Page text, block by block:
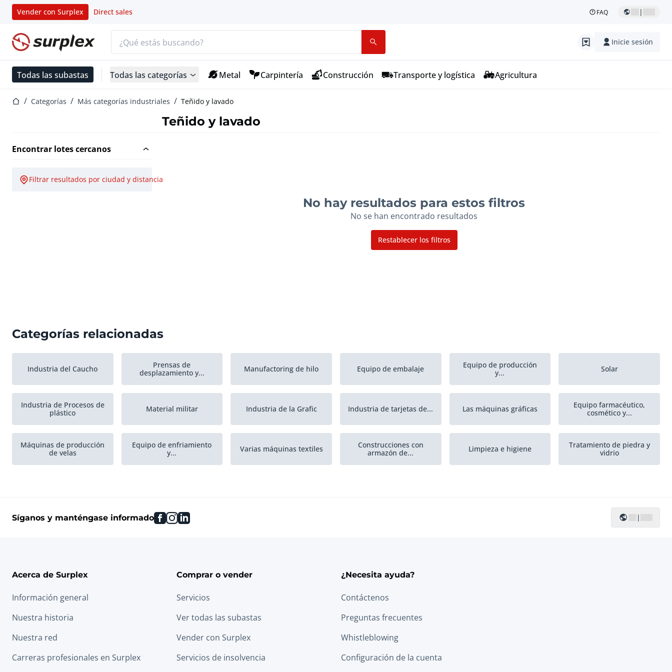
Vender con Surplex Direct sales FAQ |
Página de inicio Inicie sesión
Todas las subastas Todas las categorías Metal Carpintería Construcción Transporte y logística Agricultura
Página de inicio
Categorías Más categorías industriales Teñido y lavado
Teñido y lavado
Encontrar lotes cercanos
Filtrar resultados por ciudad y distancia
No hay resultados para estos filtros
No se han encontrado resultados
Restablecer los filtros
Categorías relacionadas
Industria del Caucho
Prensas de
desplazamiento y...
Manufactoring de hilo Equipo de embalaje
Equipo de producción
y...
Solar
Industria de Procesos de
plástico
Material militar Industria de la Grafic Industria de tarjetas de... Las máquinas gráficas
Equipo farmacéutico,
cosmético y...
Máquinas de producción
de velas
Equipo de enfriamiento
y...
Varias máquinas textiles
Construcciones con
armazón de...
Limpieza e higiene
Tratamiento de piedra y
vidrio
Construcciones Hall
Teñido y lavado adicional
Máquinas de tintura de
paddle
textiles
Jigger
Síganos y manténgase informado facebook
instagram
linkedin |
Acerca de Surplex
Información general
Nuestra historia
Nuestra red
Carreras profesionales en Surplex
Comprar o vender
Servicios
Ver todas las subastas
Vender con Surplex
Servicios de insolvencia
¿Necesita ayuda?
Contáctenos
Preguntas frecuentes
Whistleblowing
Configuración de la cuenta